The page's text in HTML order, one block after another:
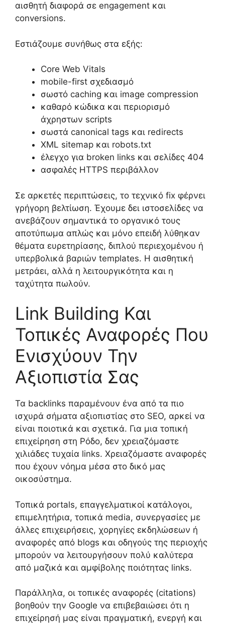
αισθητή διαφορά σε engagement και
conversions.
Εστιάζουμε συνήθως στα εξής:
Core Web Vitals
mobile-first σχεδιασμό
σωστό caching και image compression
καθαρό κώδικα και περιορισμό
άχρηστων scripts
σωστά canonical tags και redirects
XML sitemap και robots.txt
έλεγχο για broken links και σελίδες 404
ασφαλές HTTPS περιβάλλον
Σε αρκετές περιπτώσεις, το τεχνικό fix φέρνει
γρήγορη βελτίωση. Έχουμε δει ιστοσελίδες να
ανεβάζουν σημαντικά το οργανικό τους
αποτύπωμα απλώς και μόνο επειδή λύθηκαν
θέματα ευρετηρίασης, διπλού περιεχομένου ή
υπερβολικά βαριών templates. Η αισθητική
μετράει, αλλά η λειτουργικότητα και η
ταχύτητα πωλούν.
Link Building Και
Τοπικές Αναφορές Που
Ενισχύουν Την
Αξιοπιστία Σας
Τα backlinks παραμένουν ένα από τα πιο
ισχυρά σήματα αξιοπιστίας στο SEO, αρκεί να
είναι ποιοτικά και σχετικά. Για μια τοπική
επιχείρηση στη Ρόδο, δεν χρειαζόμαστε
χιλιάδες τυχαία links. Χρειαζόμαστε αναφορές
που έχουν νόημα μέσα στο δικό μας
οικοσύστημα.
Τοπικά portals, επαγγελματικοί κατάλογοι,
επιμελητήρια, τοπικά media, συνεργασίες με
άλλες επιχειρήσεις, χορηγίες εκδηλώσεων ή
αναφορές από blogs και οδηγούς της περιοχής
μπορούν να λειτουργήσουν πολύ καλύτερα
από μαζικά και αμφίβολης ποιότητας links.
Παράλληλα, οι τοπικές αναφορές (citations)
βοηθούν την Google να επιβεβαιώσει ότι η
επιχείρησή μας είναι πραγματική, ενεργή και